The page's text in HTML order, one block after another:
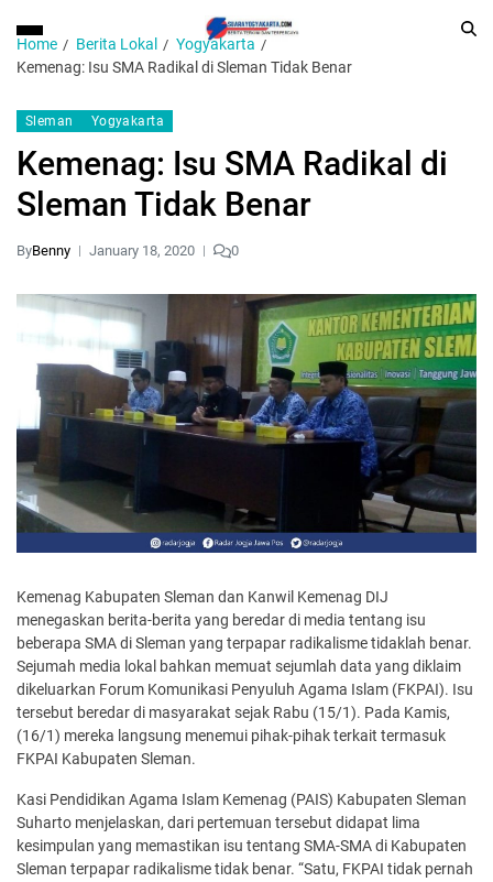
Home Berita Lokal
Yogyakarta
Kemenag: Isu SMA Radikal di Sleman Tidak Benar
Sleman Yogyakarta
Kemenag: Isu SMA Radikal di
Sleman Tidak Benar
ByBenny January 18, 2020 0
Kemenag Kabupaten Sleman dan Kanwil Kemenag DIJ
menegaskan berita-berita yang beredar di media tentang isu
beberapa SMA di Sleman yang terpapar radikalisme tidaklah benar.
Sejumah media lokal bahkan memuat sejumlah data yang diklaim
dikeluarkan Forum Komunikasi Penyuluh Agama Islam (FKPAI). Isu
tersebut beredar di masyarakat sejak Rabu (15/1). Pada Kamis,
(16/1) mereka langsung menemui pihak-pihak terkait termasuk
FKPAI Kabupaten Sleman.
Kasi Pendidikan Agama Islam Kemenag (PAIS) Kabupaten Sleman
Suharto menjelaskan, dari pertemuan tersebut didapat lima
kesimpulan yang memastikan isu tentang SMA-SMA di Kabupaten
Sleman terpapar radikalisme tidak benar. “Satu, FKPAI tidak pernah